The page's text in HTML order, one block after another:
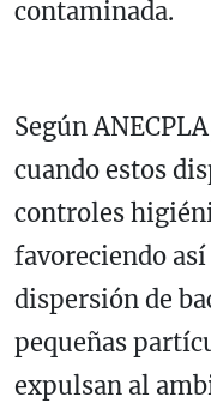
contaminada.
Según
cuando estos
controles
favoreciendo
dispersión de
pequeñas
expulsan al